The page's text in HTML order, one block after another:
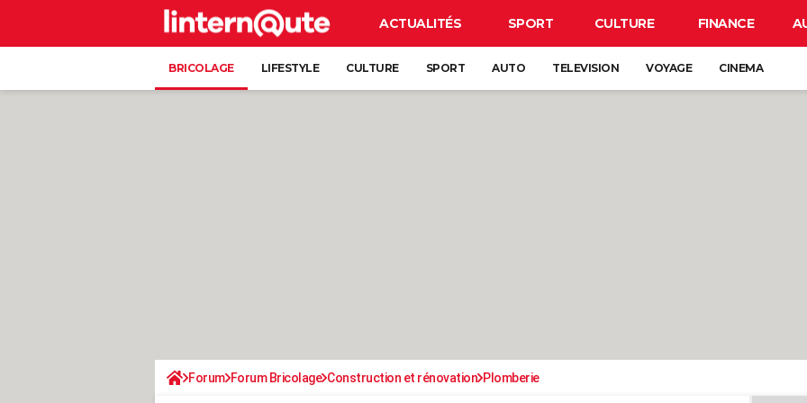
ACTUALITÉS SPORT CULTURE FINANCE
BRICOLAGE LIFESTYLE CULTURE SPORT AUTO TELEVISION VOYAGE CINEMA
Forum Forum Bricolage Construction et rénovation Plomberie